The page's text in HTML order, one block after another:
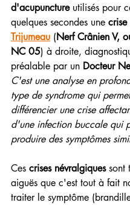
d'acupuncture utilisés pour
quelques secondes une
Trijumeau (Nerf Crânien V,
NC 05) à droite,
préalable par un Docteur
C'est une analyse en
type de syndrome qui
différencier une crise
d'une infection buccale qui
produire des symptômes
Ces crises névralgiques sont
aiguës que c'est tout à fait
traiter le symptôme